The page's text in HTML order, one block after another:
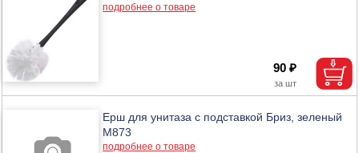
подробнее о товаре
90 ₽
Ерш для унитаза с подставкой Бриз, зеленый
М873
подробнее о товаре